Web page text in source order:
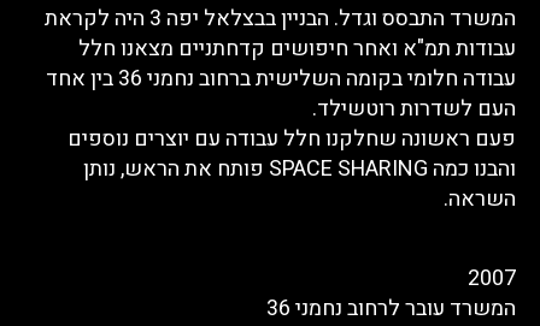
המשרד התבסס וגדל. הבניין בבצלאל יפה 3 היה לקראת
עבודות תמ"א ואחר חיפושים קדחתניים מצאנו חלל
עבודה חלומי בקומה השלישית ברחוב נחמני 36 בין אחד
העם לשדרות רוטשילד.
פעם ראשונה שחלקנו חלל עבודה עם יוצרים נוספים
והבנו כמה SPACE SHARING פותח את הראש, נותן
השראה.
2007
המשרד עובר לרחוב נחמני 36